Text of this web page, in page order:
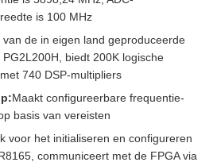
is 100 MHz
van de in eigen land geproduceerde
biedt 200K logische
740 DSP-multipliers
Maakt configureerbare frequentie-
basis van vereisten
voor het initialiseren en configureren
communiceert met de FPGA via